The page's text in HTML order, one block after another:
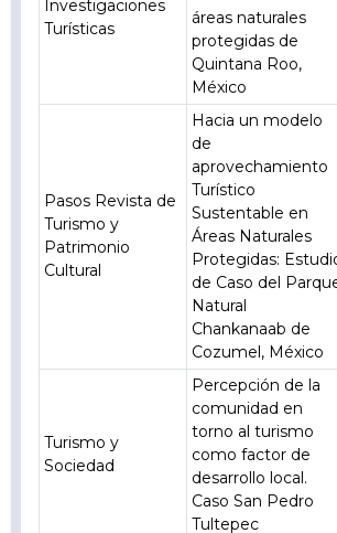
Investigaciones
Turísticas
áreas naturales
protegidas de
Quintana Roo,
México
Pasos Revista de
Turismo y
Patrimonio
Cultural
Hacia un modelo
de
aprovechamiento
Turístico
Sustentable en
Áreas Naturales
Protegidas:
de Caso del
Natural
Chankanaab de
Cozumel, México
Turismo y
Sociedad
Percepción de la
comunidad en
torno al turismo
como factor de
desarrollo local.
Caso San Pedro
Tultepec